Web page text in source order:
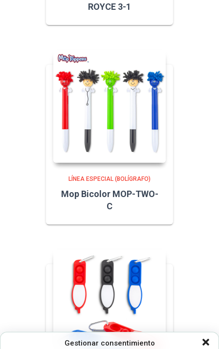
Gestionar consentimiento
ROYCE 3-1
LÍNEA ESPECIAL (BOLÍGRAFO)
Mop Bicolor MOP-TWO-
C